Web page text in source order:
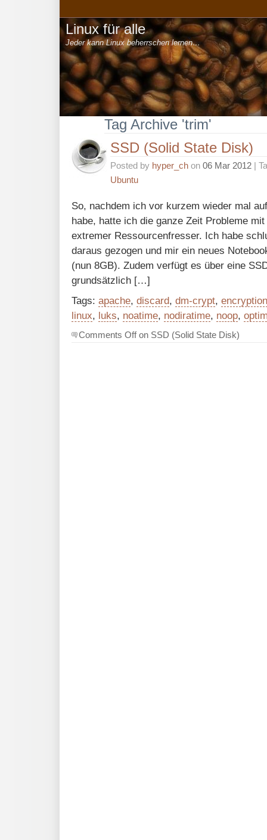
Linux für alle
Jeder kann Linux beherrschen lernen…
Tag Archive 'trim'
SSD (Solid State Disk)
Posted by hyper_ch on 06 Mar 2012 |
Ubuntu
So, nachdem ich vor kurzem wieder mal
habe, hatte ich die ganze Zeit Probleme
extremer Ressourcenfresser. Ich habe
daraus gezogen und mir ein neues
(nun 8GB). Zudem verfügt es über eine
grundsätzlich […]
Tags: apache, discard, dm-crypt, encryption
linux, luks, noatime, nodiratime, noop,
Comments Offon SSD (Solid State Disk)